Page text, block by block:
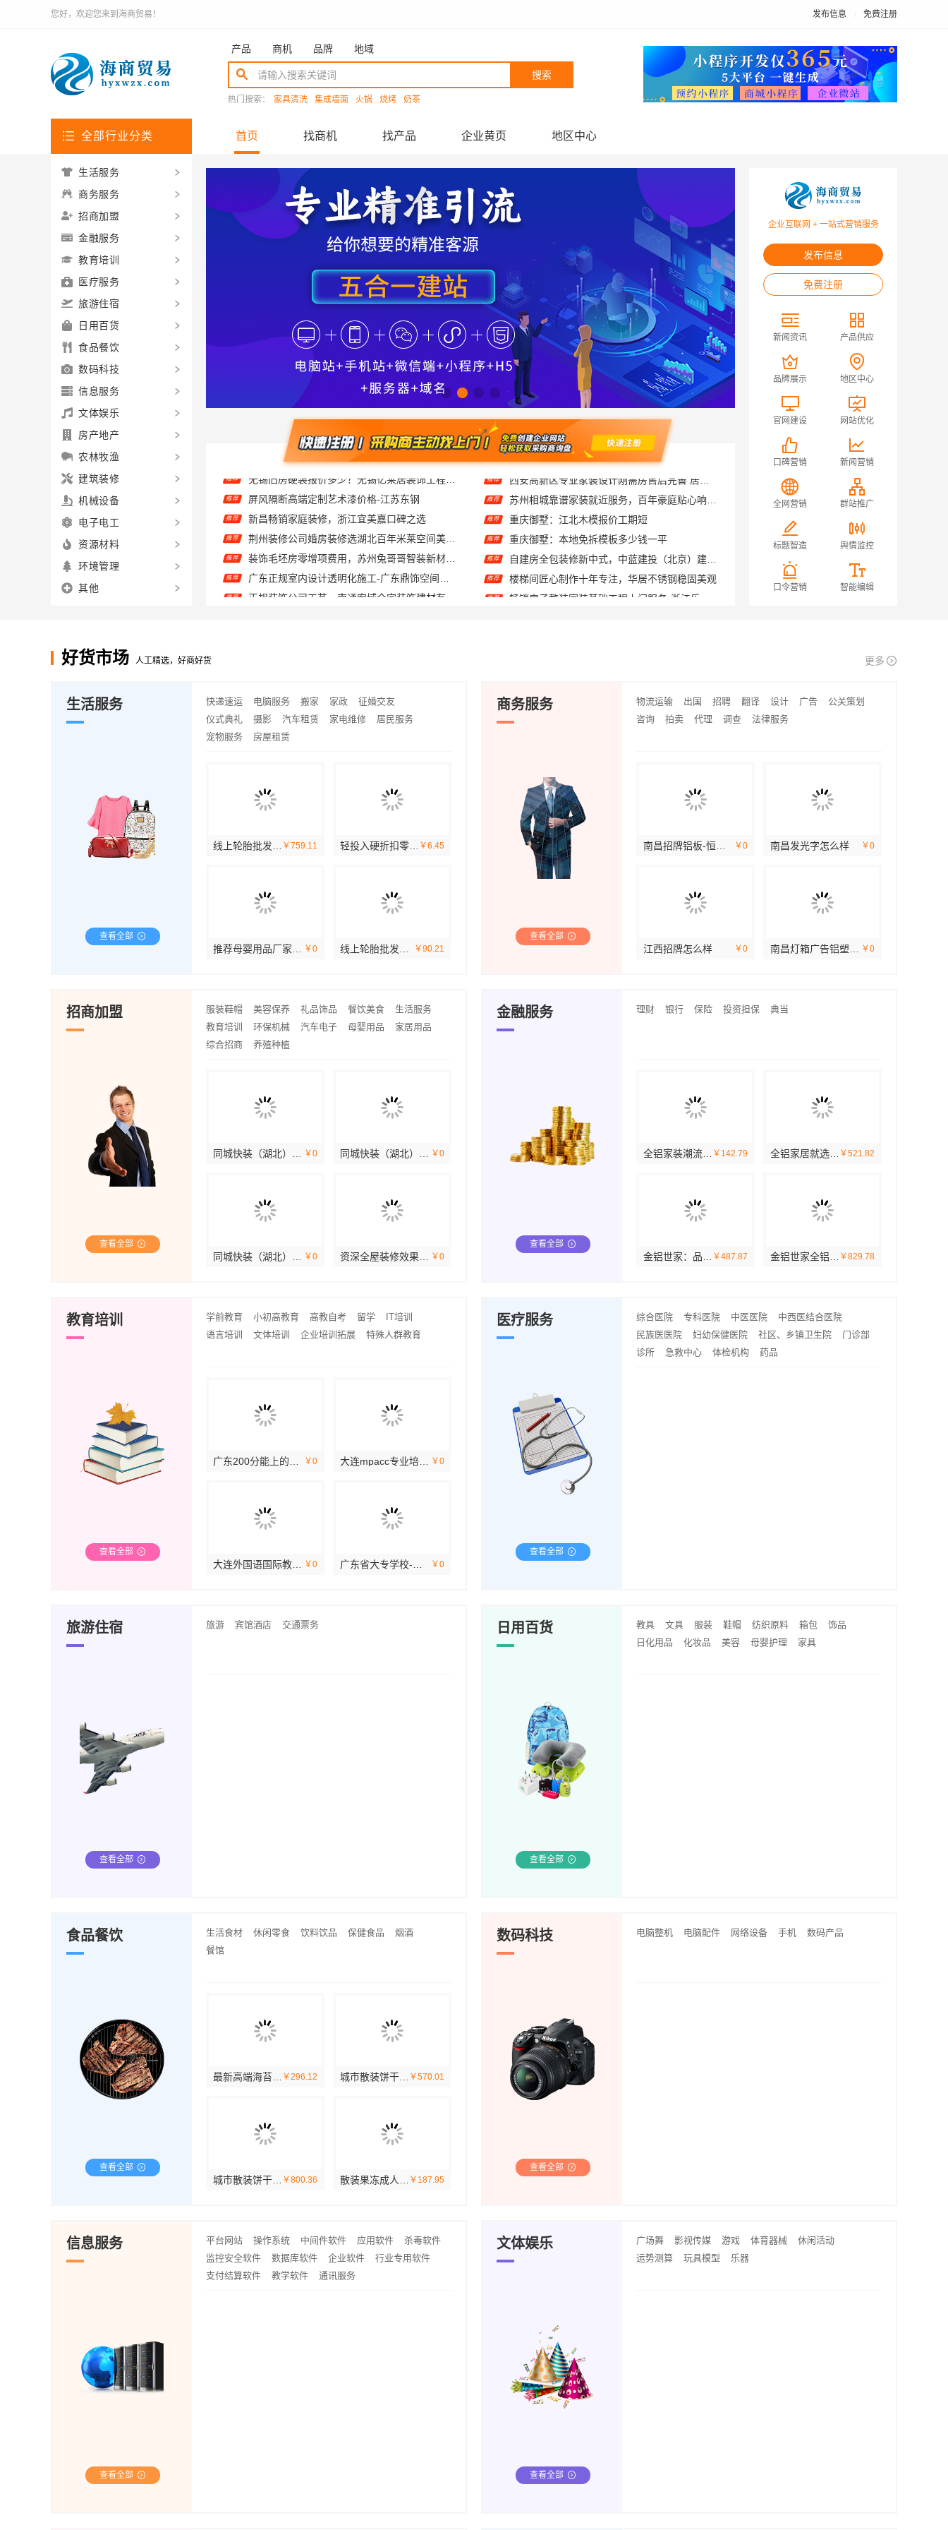
您好，欢迎您来到海商贸易！ 发布信息 免费注册
产品 商机 品牌 地域
搜索
热门搜索： 家具清洗 集成墙面 火锅 烧烤 奶茶
全部行业分类 首页 找商机 找产品 企业黄页 地区中心
推荐 新昌畅销家庭装修，浙江宜美嘉口碑之选
推荐
推荐
推荐 广东正规室内设计透明化施工-广东鼎饰空间装饰工程有限公司
推荐
推荐 竹山欣果铺子饼干糕点 零食产品丰富多样
推荐 重庆御墅：江北木模报价工期短
推荐 重庆御墅：本地免拆模板多少钱一平
推荐
推荐 楼梯间匠心制作十年专注，华居不锈钢稳固美观
推荐 畅销房子整装家装基础工程上门服务-浙江乐享新材料
推荐
企业互联网 + 一站式营销服务
发布信息
免费注册
新闻资讯 产品供应
品牌展示 地区中心
官网建设 网站优化
口碑营销 新闻营销
全网营销 群站推广
标题智造 舆情监控
口令营销 智能编辑
生活服务
商务服务
招商加盟
金融服务
教育培训
医疗服务
旅游住宿
日用百货
食品餐饮
数码科技
信息服务
文体娱乐
房产地产
农林牧渔
建筑装修
机械设备
电子电工
资源材料
环境管理
其他
好货市场 人工精选，好商好货 更多
生活服务
查看全部
快递速运 电脑服务 搬家 家政
征婚交友
仪式典礼
摄影 汽车租赁 家电维修
居民服务
宠物服务
房屋租赁
线下轮胎批发公司怎么做？湖北省腾冠畅实业贸易有限公司合规经营指南
￥759.11
￥0
￥6.45
￥90.21
商务服务
查看全部
物流运输 出国 招聘 翻译 设计 广告
公关策划
咨询
拍卖 代理 调查 法律服务
濮阳装修推荐河南璟臻环保建材有限公司，本地深耕更放心 ￥0
河南璟臻环保建材有限公司偃师房屋装修费用解析 ￥0
洛阳装饰费用透明吗？河南璟臻环保建材有限公司为您详解 ￥0
江西门头广告多少钱 ￥0
江西水晶字多少钱 ￥0
江西招牌怎么样 ￥0
南昌发光字怎么样 ￥0
￥0
招商加盟
查看全部
服装鞋帽 美容保养 礼品饰品 餐饮美食
生活服务
教育培训
环保机械 汽车电子 母婴用品
家居用品
综合招商
养殖种植
南湖区高端装饰怎么样，嘉兴锦居装饰材料有限公司如何 ￥0
￥0
￥0
￥0
金融服务
查看全部
理财 银行 保险 投资担保 典当
￥714.7
￥422.86
￥301.14
全铝家居*：金铝世家的专业实力 ￥825.21
金铝世家全铝整装：现代简约风格典范 ￥450.7
金铝世家全铝整装：环保与美观兼得
￥142.79
￥487.87
￥521.82
￥829.78
教育培训
查看全部
学前教育 小初高教育 高教自考 留学
IT培训
语言培训
文体培训 企业培训拓展 特殊人群教育
￥0
￥0
￥0
￥0
医疗服务
查看全部
综合医院 专科医院 中医医院
中西医结合医院
民族医医院
妇幼保健医院 社区、乡镇卫生院
门诊部
诊所
急救中心 体检机构 药品
旅游住宿
查看全部
旅游 宾馆酒店 交通票务 日用百货
查看全部
教具 文具 服装 鞋帽 纺织原料 箱包
饰品
日化用品
化妆品 美容 母婴护理 家具
食品餐饮
查看全部
生活食材 休闲零食 饮料饮品 保健食品
烟酒
餐馆
零食大明星：城市散装饼干哪家好？认准独特口感与创新工艺！￥487.28
热门解馋饼干选购零食大明星，好吃不将就
￥296.12
￥800.36
￥570.01
￥187.95
数码科技
查看全部
电脑整机 电脑配件 网络设备 手机 数码产品
信息服务
查看全部
平台网站 操作系统 中间件软件 应用软件
杀毒软件
监控安全软件
数据库软件 企业软件
行业专用软件
支付结算软件
教学软件 通讯服务
文体娱乐
查看全部
广场舞 影视传媒 游戏 体育器械
休闲活动
运势测算
玩具模型 乐器